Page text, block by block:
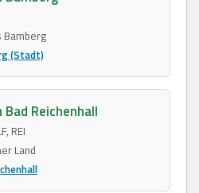
Bamberg
(Stadt)
Reichenhall
REI
Land